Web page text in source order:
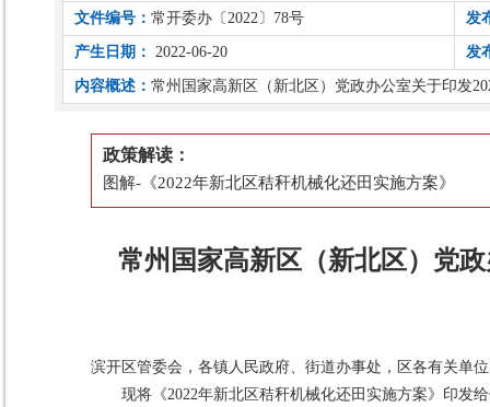
文件编号： 常开委办〔2022〕78号 发
产生日期： 2022-06-20 发
内容概述： 常州国家高新区（新北区）党政办公室关于印发
政策解读：
图解-《2022年新北区秸秆机械化还田实施方案》
常州国家高新区（新北区）党
滨开区管委会，各镇人民政府、街道办事处，区各有关单
现将《2022年新北区秸秆机械化还田实施方案》印发